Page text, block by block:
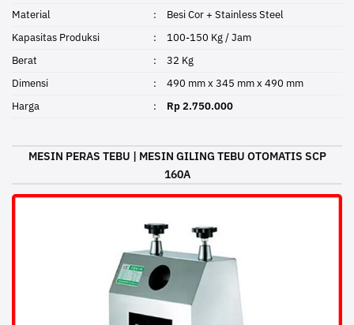
Material
:
Besi Cor + Stainless Steel
Kapasitas Produksi
:
100-150 Kg / Jam
Berat
:
32 Kg
Dimensi
:
490 mm x 345 mm x 490 mm
Harga
: Rp 2.750.000
MESIN PERAS TEBU | MESIN GILING TEBU OTOMATIS SCP
160A